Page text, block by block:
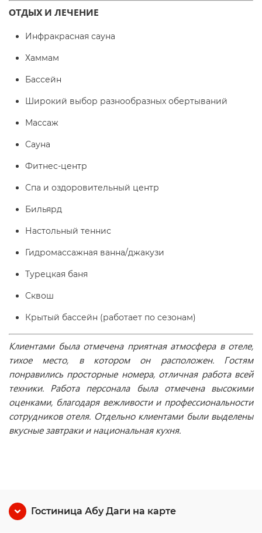
ОТДЫХ И ЛЕЧЕНИЕ
Инфракрасная сауна
Хаммам
Бассейн
Широкий выбор разнообразных обертываний
Массаж
Сауна
Фитнес-центр
Спа и оздоровительный центр
Бильярд
Настольный теннис
Гидромассажная ванна/джакузи
Турецкая баня
Сквош
Крытый бассейн (работает по сезонам)
Клиентами была отмечена приятная атмосфера в отеле,
тихое место, в котором он расположен. Гостям
понравились просторные номера, отличная работа всей
техники. Работа персонала была отмечена высокими
оценками, благодаря вежливости и профессиональности
сотрудников отеля. Отдельно клиентами были выделены
вкусные завтраки и национальная кухня.
Гостиница Абу Даги на карте